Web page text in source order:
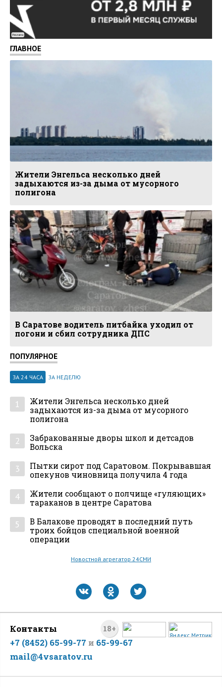
Реклама
ГЛАВНОЕ
Жители Энгельса несколько дней
задыхаются из-за дыма от мусорного
полигона
В Саратове водитель питбайка уходил от
погони и сбил сотрудника ДПС
ПОПУЛЯРНОЕ
ЗА 24 ЧАСА ЗА НЕДЕЛЮ
1
Жители Энгельса несколько дней
задыхаются из-за дыма от мусорного
полигона
2
Забракованные дворы школ и детсадов
Вольска
3
Пытки сирот под Саратовом. Покрывавшая
опекунов чиновница получила 4 года
4
Жители сообщают о полчище «гуляющих»
тараканов в центре Саратова
5
В Балакове проводят в последний путь
троих бойцов специальной военной
операции
Новостной агрегатор 24СМИ
18+
Контакты
+7 (8452) 65-99-77 и 65-99-67
mail@4vsaratov.ru